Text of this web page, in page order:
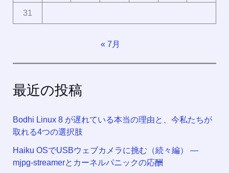
31
« 7月
最近の投稿
Bodhi Linux 8 が遅れている本当の理由と、今私たちが
取れる4つの選択肢
Haiku OSでUSBウェブカメラに挑む（続々編） —
mjpg-streamerとカーネルパニックの応酬